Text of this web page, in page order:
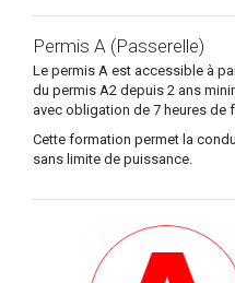
Permis A (Passerelle)
Le permis A est accessible à
du permis A2 depuis 2 ans
avec obligation de 7 heures de
Cette formation permet la
sans limite de puissance.